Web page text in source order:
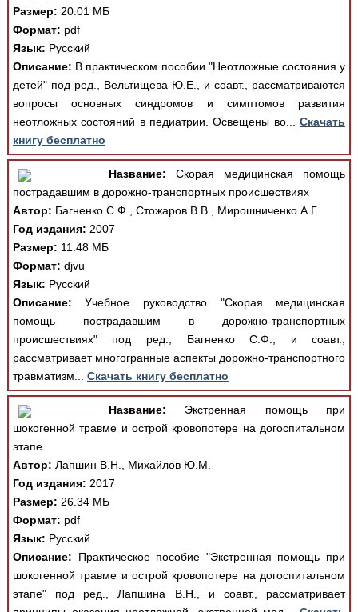
Размер: 20.01 МБ
Формат: pdf
Язык: Русский
Описание: В практическом пособии "Неотложные состояния у
детей" под ред., Вельтищева Ю.Е., и соавт., рассматриваются
вопросы основных синдромов и симптомов развития
неотложных состояний в педиатрии. Освещены во...Скачать
книгу бесплатно
Название: Скорая медицинская помощь
пострадавшим в дорожно-транспортных происшествиях
Автор: Багненко С.Ф., Стожаров В.В., Мирошниченко А.Г.
Год издания: 2007
Размер: 11.48 МБ
Формат: djvu
Язык: Русский
Описание: Учебное руководство "Скорая медицинская
помощь пострадавшим в дорожно-транспортных
происшествиях" под ред., Багненко С.Ф., и соавт.,
рассматривает многогранные аспекты дорожно-транспортного
травматизм... Скачать книгу бесплатно
Название: Экстренная помощь при
шокогенной травме и острой кровопотере на догоспитальном
этапе
Автор: Лапшин В.Н., Михайлов Ю.М.
Год издания: 2017
Размер: 26.34 МБ
Формат: pdf
Язык: Русский
Описание: Практическое пособие "Экстренная помощь при
шокогенной травме и острой кровопотере на догоспитальном
этапе" под ред., Лапшина В.Н., и соавт., рассматривает